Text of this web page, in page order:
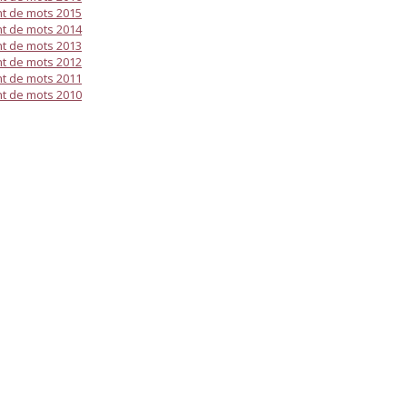
de mots 2015
de mots 2014
de mots 2013
de mots 2012
de mots 2011
de mots 2010